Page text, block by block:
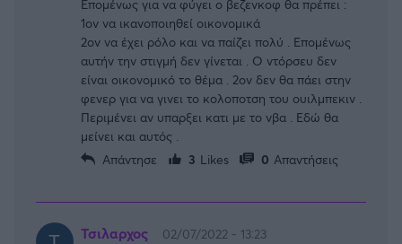
Επομένως για να φύγει ο βεζενκοφ θα πρέπει :
1ον να ικανοποιηθεί οικονομικά
2ον να έχει ρόλο και να παίζει πολύ . Επομένως
αυτήν την στιγμή δεν γίνεται . Ο ντόρσευ δεν
είναι οικονομικό το θέμα . 2ον δεν θα πάει στην
φενερ για να γινει το κολοποτση του ουιλμπεκιν .
Περιμένει αν υπαρξει κατι με το νβα . Εδώ θα
μείνει και αυτός .
Απάντησε
3 Likes 0 Απαντήσεις
Τσιλαρχος
02/07/2022 - 13:23